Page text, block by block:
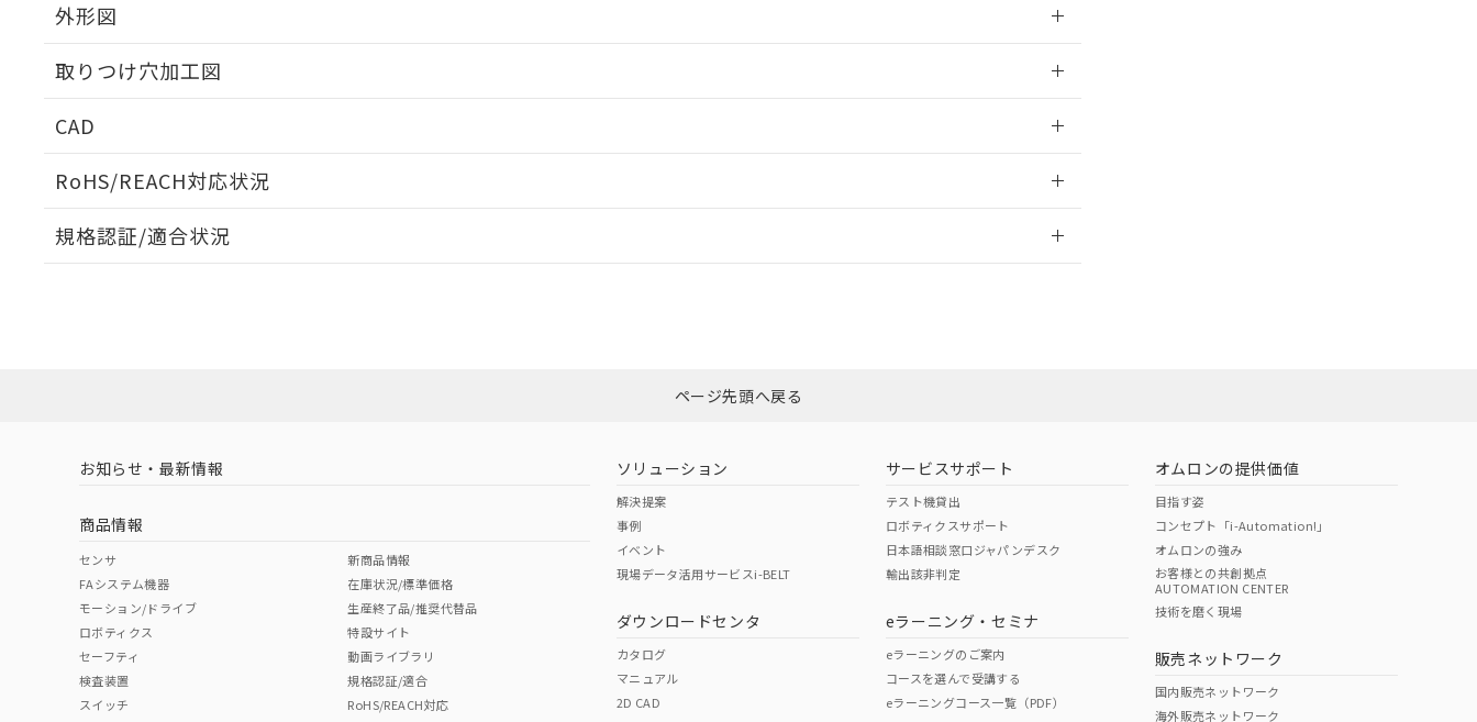
外形図
取りつけ穴加工図
CAD
RoHS/REACH対応状況
EU RoHS 注意事項・凡例
ダウンロードはこちら
中国 RoHS 注意事項・凡例
中国 RoHS表
Pb Hg Cr(VI)
O O
規格認証/適合状況
ページ先頭へ戻る
お知らせ・最新情報
商品情報
センサ
FAシステム機器
モーション/ドライブ
ロボティクス
セーフティ
検査装置
スイッチ
新商品情報
在庫状況/標準価格
生産終了品/推奨代替品
特設サイト
動画ライブラリ
規格認証/適合
RoHS/REACH対応
ソリューション
解決提案
事例
イベント
現場データ活用サービスi-BELT
ダウンロードセンタ
カタログ
マニュアル
2D CAD
サービスサポート
テスト機貸出
ロボティクスサポート
日本語相談窓口ジャパンデスク
輸出該非判定
eラーニング・セミナ
eラーニングのご案内
コースを選んで受講する
eラーニングコース一覧（PDF）
オムロンの提供価値
目指す姿
コンセプト「i-Automation!」
オムロンの強み
お客様との共創拠点
AUTOMATION CENTER
技術を磨く現場
販売ネットワーク
国内販売ネットワーク
海外販売ネットワーク